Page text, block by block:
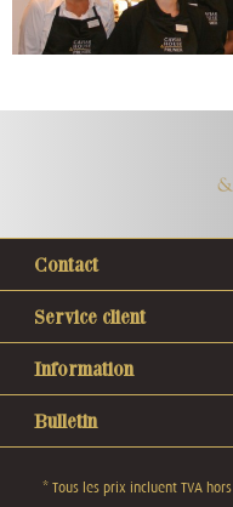
Contact
Service client
Information
Bulletin
* Tous les prix incluent TVA hors